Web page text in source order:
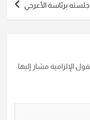
برئاسة الأعرجي
الإلزامية مشار إليها